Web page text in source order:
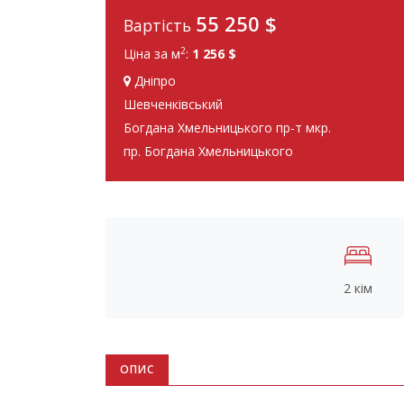
Вартість 55 250 $
Ціна за м2: 1 256 $
Дніпро
Шевченківський
Богдана Хмельницького пр-т мкр.
пр. Богдана Хмельницького
2 кім
ОПИС